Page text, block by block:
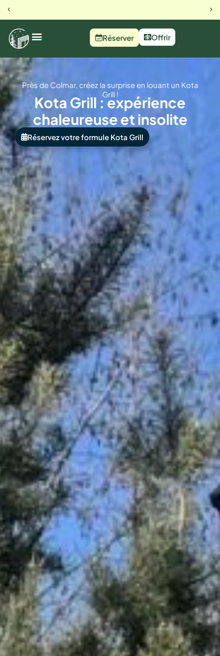
23 rue du busset, Orbey
Réserver Offrir
Près de Colmar, créez la surprise en louant un Kota
Grill !
Kota Grill : expérience
chaleureuse et insolite
Réservez votre formule Kota Grill